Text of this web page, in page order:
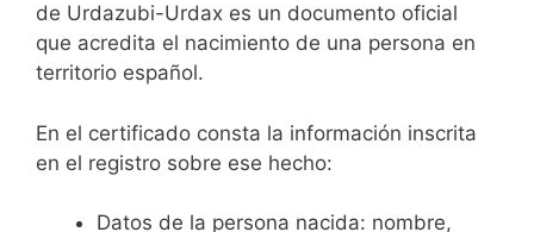
de Urdazubi-Urdax es un documento oficial
que acredita el nacimiento de una persona en
territorio español.
En el certificado consta la información inscrita
en el registro sobre ese hecho:
Datos de la persona nacida: nombre,